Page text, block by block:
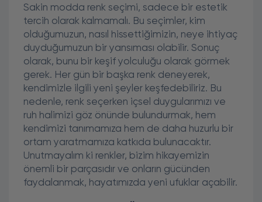
Sakin modda renk seçimi, sadece bir estetik
tercih olarak kalmamalı. Bu seçimler, kim
olduğumuzun, nasıl hissettiğimizin, neye ihtiyaç
duyduğumuzun bir yansıması olabilir. Sonuç
olarak, bunu bir keşif yolculuğu olarak görmek
gerek. Her gün bir başka renk deneyerek,
kendimizle ilgili yeni şeyler keşfedebiliriz. Bu
nedenle, renk seçerken içsel duygularımızı ve
ruh halimizi göz önünde bulundurmak, hem
kendimizi tanımamıza hem de daha huzurlu bir
ortam yaratmamıza katkıda bulunacaktır.
Unutmayalım ki renkler, bizim hikayemizin
önemli bir parçasıdır ve onların gücünden
faydalanmak, hayatımızda yeni ufuklar açabilir.